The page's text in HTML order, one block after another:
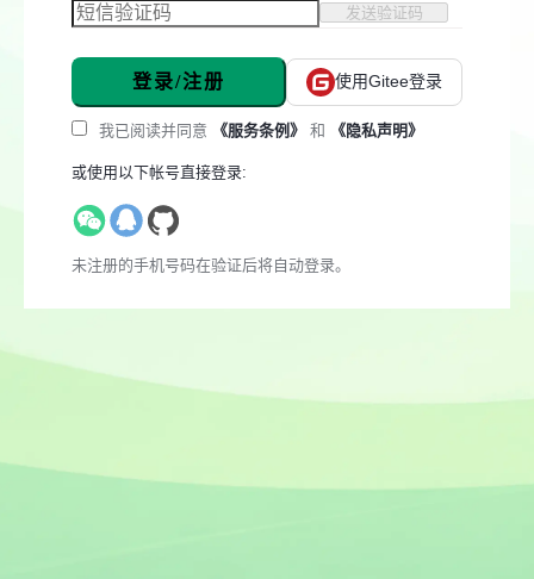
发送验证码
登录/注册 使用Gitee登录
我已阅读并同意 《服务条例》 和 《隐私声明》
或使用以下帐号直接登录:
未注册的手机号码在验证后将自动登录。